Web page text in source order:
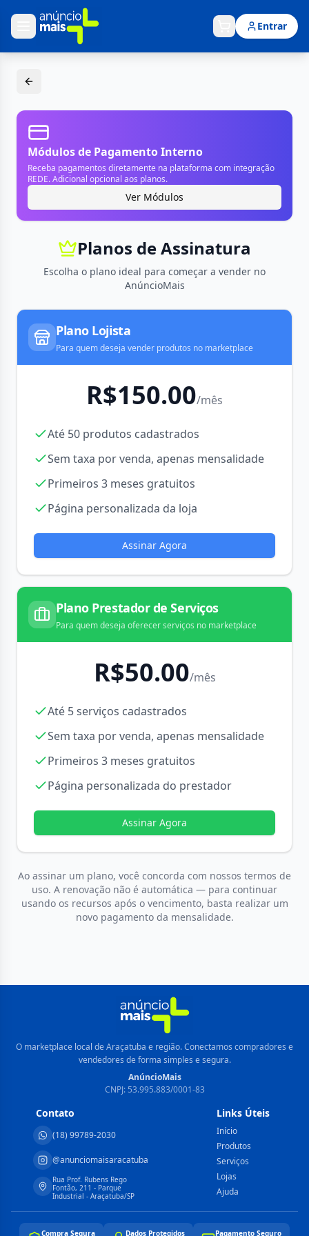
Entrar
Módulos de Pagamento Interno
Receba pagamentos diretamente na plataforma com integração
REDE. Adicional opcional aos planos.
Ver Módulos
Planos de Assinatura
Escolha o plano ideal para começar a vender no
AnúncioMais
Plano Lojista
Para quem deseja vender produtos no marketplace
R$150.00/mês
Até 50 produtos cadastrados
Sem taxa por venda, apenas mensalidade
Primeiros 3 meses gratuitos
Página personalizada da loja
Assinar Agora
Plano Prestador de Serviços
Para quem deseja oferecer serviços no marketplace
R$50.00/mês
Até 5 serviços cadastrados
Sem taxa por venda, apenas mensalidade
Primeiros 3 meses gratuitos
Página personalizada do prestador
Assinar Agora
Ao assinar um plano, você concorda com nossos termos de
uso. A renovação não é automática — para continuar
usando os recursos após o vencimento, basta realizar um
novo pagamento da mensalidade.
O marketplace local de Araçatuba e região. Conectamos compradores e
vendedores de forma simples e segura.
AnúncioMais
CNPJ: 53.995.883/0001-83
Contato
(18) 99789-2030
@anunciomaisaracatuba
Rua Prof. Rubens Rego
Fontão, 211 - Parque
Industrial - Araçatuba/SP
Links Úteis
Início
Produtos
Serviços
Lojas
Ajuda
Compra Segura Dados Protegidos Pagamento Seguro